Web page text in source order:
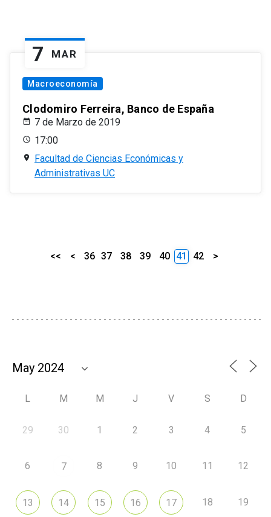
7 MAR
Macroeconomía
Clodomiro Ferreira, Banco de España
7 de Marzo de 2019
17:00
Facultad de Ciencias Económicas y
Administrativas UC
<< < 36 37 38 39 40 41 42 >
L M M J V S D
29 30 1 2 3 4 5
6 7 8 9 10 11 12
13 14 15 16 17 18 19